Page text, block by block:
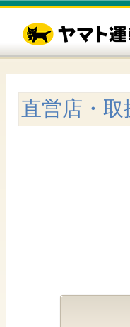
直営店・